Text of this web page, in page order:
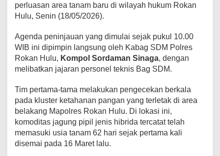
perluasan area tanam baru di wilayah hukum Rokan
Hulu, Senin (18/05/2026).
Agenda peninjauan yang dimulai sejak pukul 10.00
WIB ini dipimpin langsung oleh Kabag SDM Polres
Rokan Hulu, Kompol Sordaman Sinaga, dengan
melibatkan jajaran personel teknis Bag SDM.
Tim pertama-tama melakukan pengecekan berkala
pada kluster ketahanan pangan yang terletak di area
belakang Mapolres Rokan Hulu. Di lokasi ini,
komoditas jagung pipil jenis hibrida tercatat telah
memasuki usia tanam 62 hari sejak pertama kali
disemai pada 16 Maret lalu.